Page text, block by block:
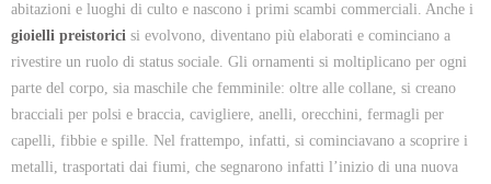
abitazioni e luoghi di culto e nascono i primi scambi commerciali. Anche i
gioielli preistorici si evolvono, diventano più elaborati e cominciano a
rivestire un ruolo di status sociale. Gli ornamenti si moltiplicano per ogni
parte del corpo, sia maschile che femminile: oltre alle collane, si creano
bracciali per polsi e braccia, cavigliere, anelli, orecchini, fermagli per
capelli, fibbie e spille. Nel frattempo, infatti, si cominciavano a scoprire i
metalli, trasportati dai fiumi, che segnarono infatti l’inizio di una nuova